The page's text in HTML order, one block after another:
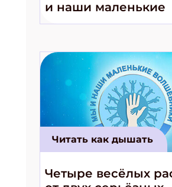
и наши маленькие
волшебники!»
Читать как дышать
Четыре весёлых